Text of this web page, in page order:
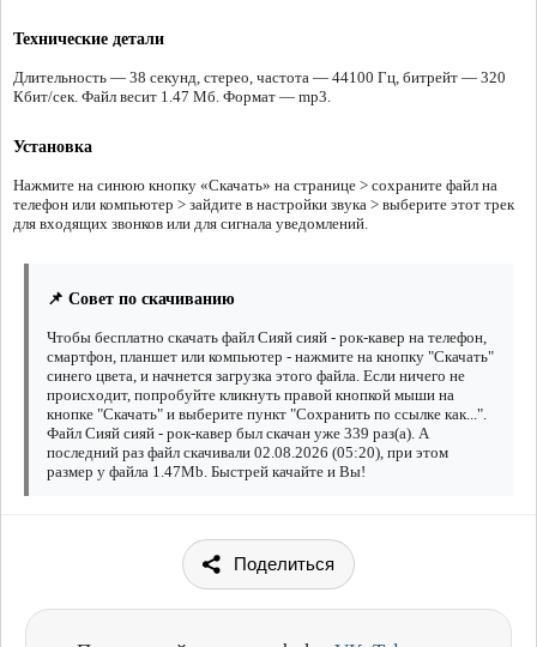
Технические детали
Длительность — 38 секунд, стерео, частота — 44100 Гц, битрейт — 320
Кбит/сек. Файл весит 1.47 Мб. Формат — mp3.
Установка
Нажмите на синюю кнопку «Скачать» на странице > сохраните файл на
телефон или компьютер > зайдите в настройки звука > выберите этот трек
для входящих звонков или для сигнала уведомлений.
📌 Совет по скачиванию
Чтобы бесплатно скачать файл Сияй сияй - рок-кавер на телефон,
смартфон, планшет или компьютер - нажмите на кнопку "Скачать"
синего цвета, и начнется загрузка этого файла. Если ничего не
происходит, попробуйте кликнуть правой кнопкой мыши на
кнопке "Скачать" и выберите пункт "Сохранить по ссылке как...".
Файл Сияй сияй - рок-кавер был скачан уже 339 раз(а). А
последний раз файл скачивали 02.08.2026 (05:20), при этом
размер у файла 1.47Mb. Быстрей качайте и Вы!
Поделиться